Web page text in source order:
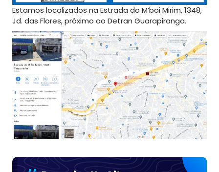
Estamos localizados na Estrada do M’boi Mirim, 1348,
Jd. das Flores, próximo ao Detran Guarapiranga.